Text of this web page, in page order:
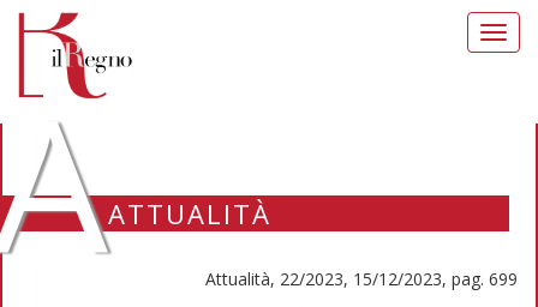
ATTUALITÀ
Attualità, 22/2023, 15/12/2023, pag. 699